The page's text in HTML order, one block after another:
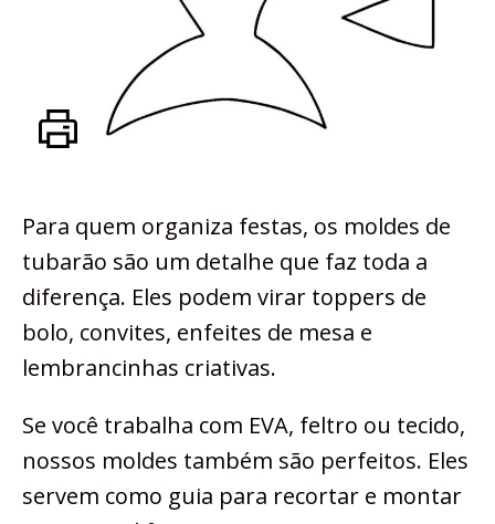
Para quem organiza festas, os moldes de
tubarão são um detalhe que faz toda a
diferença. Eles podem virar toppers de
bolo, convites, enfeites de mesa e
lembrancinhas criativas.
Se você trabalha com EVA, feltro ou tecido,
nossos moldes também são perfeitos. Eles
servem como guia para recortar e montar